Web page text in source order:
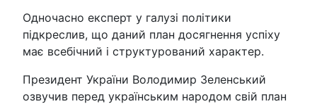
Одночасно експерт у галузі політики
підкреслив, що даний план досягнення успіху
має всебічний і структурований характер.
Президент України Володимир Зеленський
озвучив перед українським народом свій план